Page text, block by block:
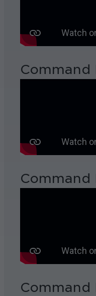
Command
Command
Command